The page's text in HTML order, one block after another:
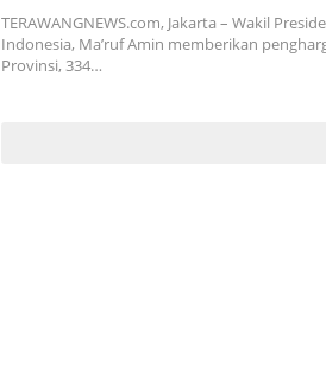
Presiden, Basiran Ucapkan
kepada BPJS Kesehatan
TERAWANGNEWS.com, Jakarta – Wakil
Indonesia, Ma’ruf Amin memberikan
Provinsi, 334…